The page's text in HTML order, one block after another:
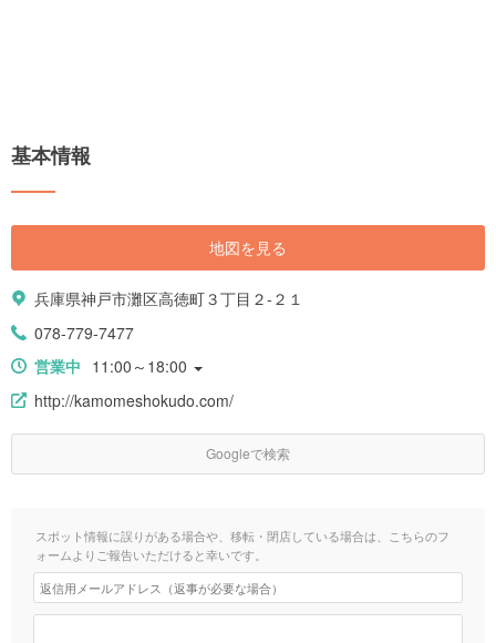
基本情報
地図を見る
兵庫県神戸市灘区高徳町３丁目２-２１
078-779-7477
営業中 11:00～18:00
http://kamomeshokudo.com/
Googleで検索
スポット情報に誤りがある場合や、移転・閉店している場合は、こちらのフ
ォームよりご報告いただけると幸いです。